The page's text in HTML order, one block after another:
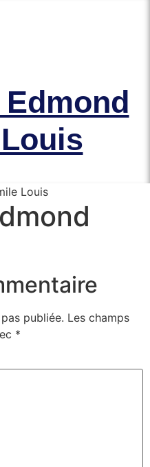
Edmond
Louis
publiée. Les champs
*